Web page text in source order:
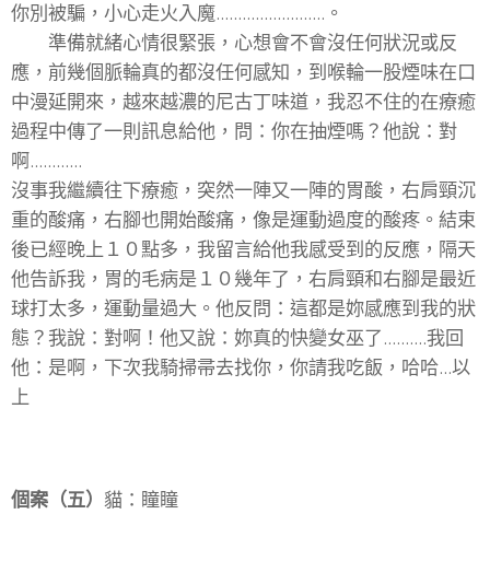
你別被騙，小心走火入魔.........................。
準備就緒心情很緊張，心想會不會沒任何狀況或反
應，前幾個脈輪真的都沒任何感知，到喉輪一股煙味在口
中漫延開來，越來越濃的尼古丁味道，我忍不住的在療癒
過程中傳了一則訊息給他，問：你在抽煙嗎？他說：對
啊............
沒事我繼續往下療癒，突然一陣又一陣的胃酸，右肩頸沉
重的酸痛，右腳也開始酸痛，像是運動過度的酸疼。結束
後已經晚上１０點多，我留言給他我感受到的反應，隔天
他告訴我，胃的毛病是１０幾年了，右肩頸和右腳是最近
球打太多，運動量過大。他反問：這都是妳感應到我的狀
態？我說：對啊！他又說：妳真的快變女巫了..........我回
他：是啊，下次我騎掃帚去找你，你請我吃飯，哈哈...以
上
個案（五） 貓：瞳瞳